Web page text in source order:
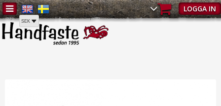
LOGGA IN
Hem/Läderarmband/Smyckesarmband/Läderarmband |
Smyckesarmband triquetra | Handfaste.se